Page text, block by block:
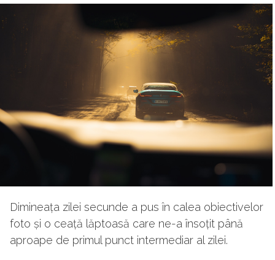
Dimineața zilei secunde a pus în calea obiectivelor
foto și o ceață lăptoasă care ne-a însoțit până
aproape de primul punct intermediar al zilei.